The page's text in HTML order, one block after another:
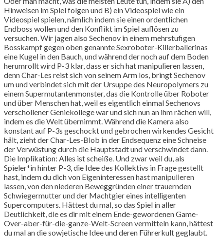
Hinweisen im Spiel folgen und B) ein Videospiel wie ein
Videospiel spielen, nämlich indem sie einen ordentlichen
Endboss wollen und den Konflikt im Spiel auflösen zu
versuchen. Wir jagen also Sechenov in einem mehrstufigen
Bosskampf gegen oben genannte Sexroboter-Killerballerinas
eine Kugel in den Bauch, und während der noch auf dem Boden
herumrollt wird P-3 klar, dass er sich hat manipulieren lassen,
denn Char-Les reist sich von seinem Arm los, bringt Sechenov
um und verbindet sich mit der Ursuppe des Neuropolymers zu
einem Supermutantenmonster, das die Kontrolle über Roboter
und über Menschen hat, weil es eigentlich einmal Sechenovs
verschollener Geniekollege war und sich nun an ihm rächen will,
indem es die Welt übernimmt. Während die Kamera also
konstant auf P-3s geschockt und gebrochen wirkendes Gesicht
hält, zieht der Char-Les-Blob in der Endsequenz eine Schneise
der Verwüstung durch die Hauptstadt und verschwindet dann.
Die Implikation: Alles ist scheiße. Und zwar weil du, als
Spieler*in hinter P-3, die Idee des Kollektivs in Frage gestellt
hast, indem du dich von Eigeninteressen hast manipulieren
lassen, von den niederen Beweggründen einer trauernden
Schwiegermutter und der Machtgier eines intelligenten
Supercomputers. Hättest du mal, so das Spiel in aller
Deutlichkeit, die es dir mit einem Ende-gewordenen Game-
Over-aber-für-die-ganze-Welt-Screen vermitteln kann, hättest
du mal an die sowjetische Idee und deren Führerkult geglaubt.